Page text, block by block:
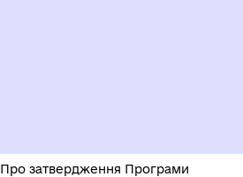
Про затвердження Програми